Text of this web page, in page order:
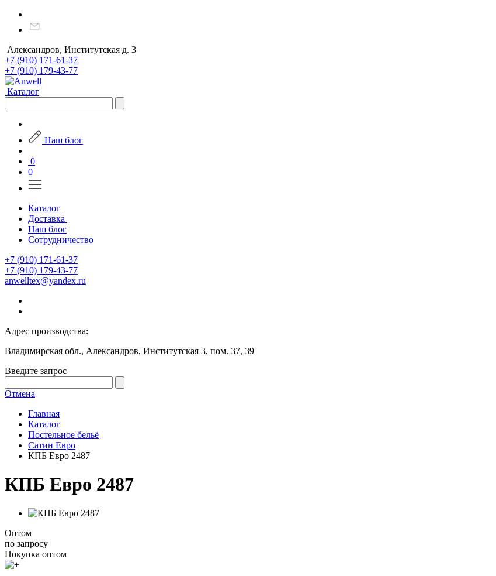
Александров, Институтская д. 3
+7 (910) 171-61-37
+7 (910) 179-43-77
Каталог
Наш блог
0
0
Каталог
Доставка
Наш блог
Сотрудничество
+7 (910) 171-61-37
+7 (910) 179-43-77
anwelltex@yandex.ru
Адрес производства:
Владимирская обл., Александров, Институтская 3, пом. 37, 39
Введите запрос
Отмена
Главная
Каталог
Постельное бельё
Сатин Евро
КПБ Евро 2487
КПБ Евро 2487
Оптом
по запросу
Покупка оптом